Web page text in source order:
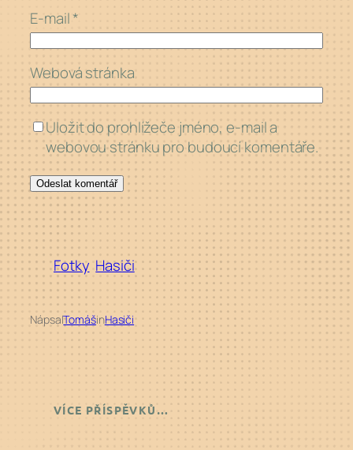
E-mail*
Webová stránka
Uložit do prohlížeče jméno, e-mail a
webovou stránku pro budoucí komentáře.
Fotky Hasiči
NápsalTomášinHasiči
VÍCE PŘÍSPĚVKŮ…